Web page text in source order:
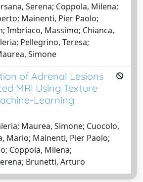
Serena; Coppola, Milena;
Mainenti, Pier Paolo;
Imbriaco, Massimo; Chianca,
Pellegrino, Teresa;
Simone
of Adrenal Lesions
MRI Using Texture
Learning
Maurea, Simone; Cuocolo,
Mario; Mainenti, Pier Paolo;
Coppola, Milena;
Brunetti, Arturo